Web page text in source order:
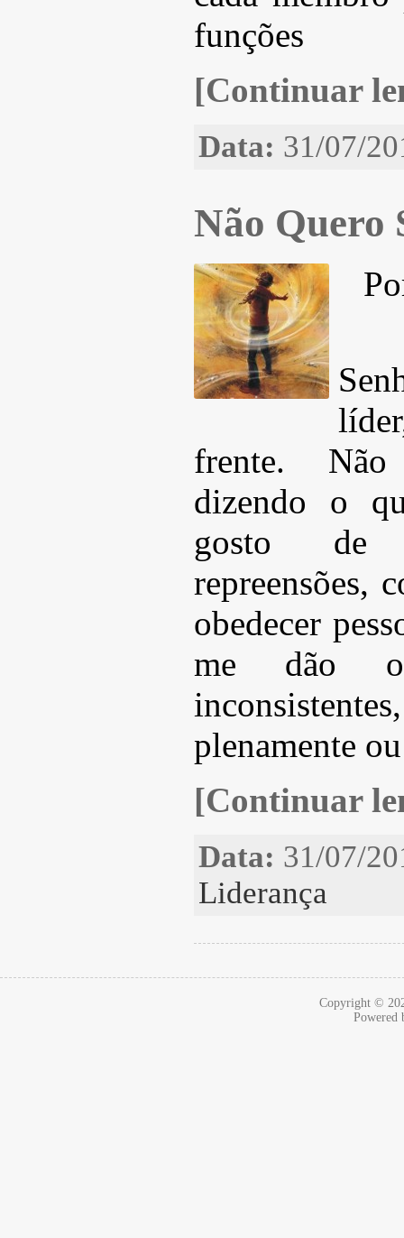
funções
[Continuar
Data: 31/07/
Não Quero
frente. Não
dizendo o
gosto de
repreensões,
obedecer
me dão
plenamente ou
[Continuar
Data: 31/07/
Liderança
Copyright ©
Powered